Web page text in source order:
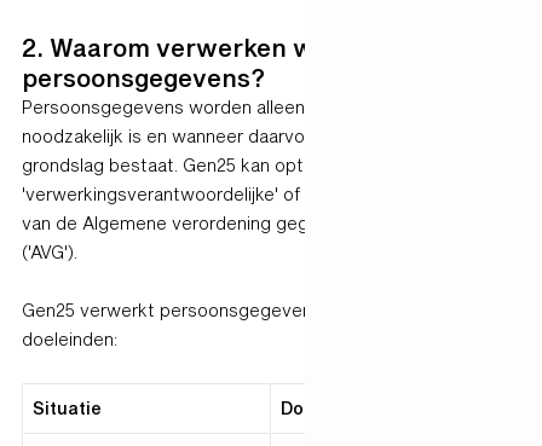
2. Waarom verwerken wij
persoonsgegevens?
Persoonsgegevens worden alleen verwerkt wanneer dat
noodzakelijk is en wanneer daarvoor een gerechtvaardigde
grondslag bestaat. Gen25 kan optreden in de rol van
'verwerkingsverantwoordelijke' of als 'verwerker' in de zin
van de Algemene verordening gegevensbescherming
('AVG').
Gen25 verwerkt persoonsgegevens voor de volgende
doeleinden:
Situatie Doel